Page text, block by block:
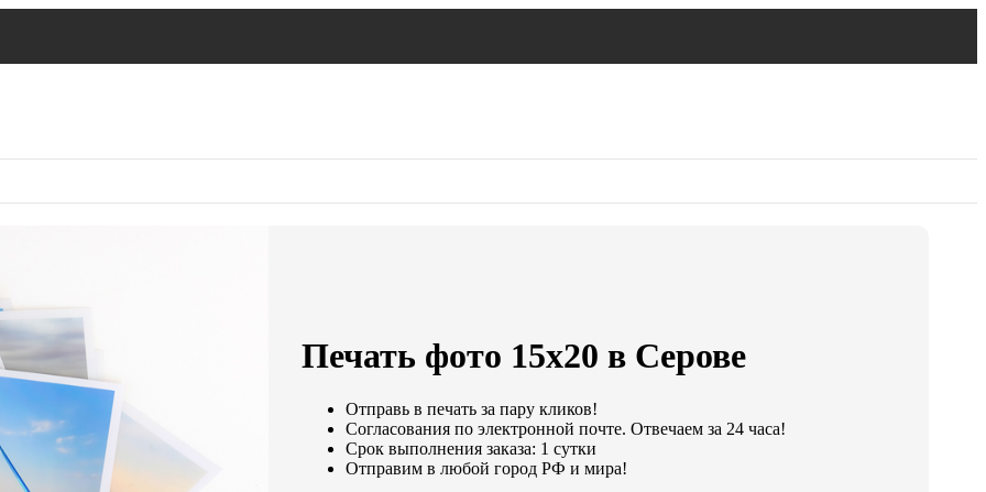
Печать фото 15х20 в Серове
Отправь в печать за пару кликов!
Согласования по электронной почте. Отвечаем за 24 часа!
Срок выполнения заказа: 1 сутки
Отправим в любой город РФ и мира!